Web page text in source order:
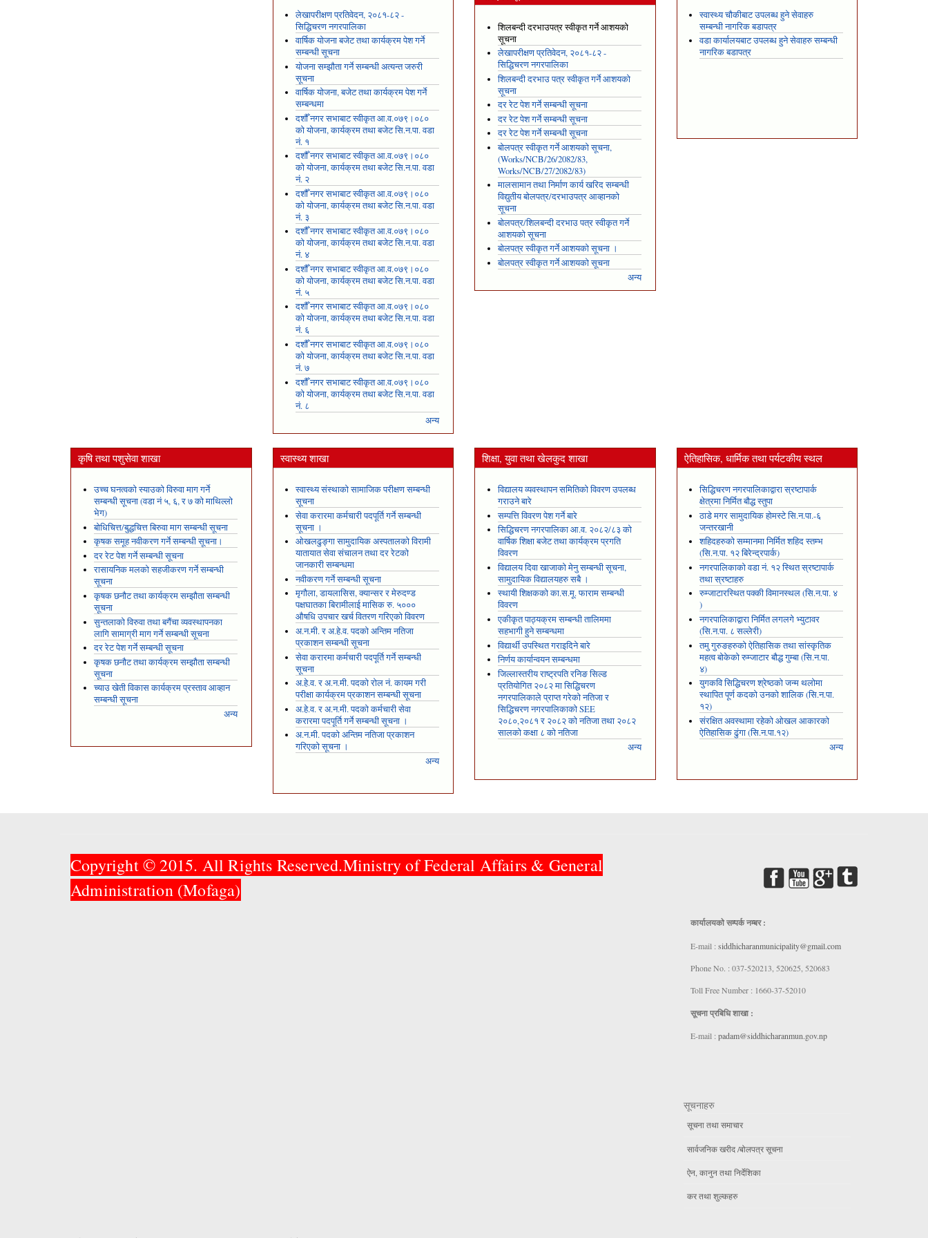
लेखापरीक्षण प्रतिवेदन, २०८१-८२ -
सिद्धिचरण नगरपालिका
वार्षिक योजना बजेट तथा कार्यक्रम पेश गर्ने
सम्बन्धी सूचना
योजना सम्झौता गर्ने सम्बन्धी अत्यन्त जरुरी
सूचना
वार्षिक योजना, बजेट तथा कार्यक्रम पेश गर्ने
सम्बन्धमा
दशौँ नगर सभाबाट स्वीकृत आ.व.०७९।०८०
को योजना, कार्यक्रम तथा बजेट सि.न.पा. वडा
नं. १
दशौँ नगर सभाबाट स्वीकृत आ.व.०७९।०८०
को योजना, कार्यक्रम तथा बजेट सि.न.पा. वडा
नं. २
दशौँ नगर सभाबाट स्वीकृत आ.व.०७९।०८०
को योजना, कार्यक्रम तथा बजेट सि.न.पा. वडा
नं. ३
दशौँ नगर सभाबाट स्वीकृत आ.व.०७९।०८०
को योजना, कार्यक्रम तथा बजेट सि.न.पा. वडा
नं. ४
दशौँ नगर सभाबाट स्वीकृत आ.व.०७९।०८०
को योजना, कार्यक्रम तथा बजेट सि.न.पा. वडा
नं. ५
दशौँ नगर सभाबाट स्वीकृत आ.व.०७९।०८०
को योजना, कार्यक्रम तथा बजेट सि.न.पा. वडा
नं. ६
दशौँ नगर सभाबाट स्वीकृत आ.व.०७९।०८०
को योजना, कार्यक्रम तथा बजेट सि.न.पा. वडा
नं. ७
दशौँ नगर सभाबाट स्वीकृत आ.व.०७९।०८०
को योजना, कार्यक्रम तथा बजेट सि.न.पा. वडा
नं. ८
अन्य
शिलबन्दी दरभाउपत्र स्वीकृत गर्ने आशयको
सूचना
लेखापरीक्षण प्रतिवेदन, २०८१-८२ -
सिद्धिचरण नगरपालिका
शिलबन्दी दरभाउ पत्र स्वीकृत गर्ने आशयको
सूचना
दर रेट पेश गर्ने सम्बन्धी सूचना
दर रेट पेश गर्ने सम्बन्धी सूचना
दर रेट पेश गर्ने सम्बन्धी सूचना
बोलपत्र स्वीकृत गर्ने आशयको सूचना,
(Works/NCB/26/2082/83,
Works/NCB/27/2082/83)
मालसामान तथा निर्माण कार्य खरिद सम्बन्धी
विद्युतीय बोलपत्र/दरभाउपत्र आव्हानको
सूचना
बोलपत्र/शिलबन्दी दरभाउ पत्र स्वीकृत गर्ने
आशयको सूचना
बोलपत्र स्वीकृत गर्ने आशयको सूचना ।
बोलपत्र स्वीकृत गर्ने आशयको सूचना
अन्य
स्वास्थ्य चौकीबाट उपलब्ध हुने सेवाहरु
सम्बन्धी नागरिक बडापत्र
वडा कार्यालयबाट उपलब्ध हुने सेवाहरु सम्बन्धी
नागरिक बडापत्र
कृषि तथा पशुसेवा शाखा
उच्च घनत्वको स्याउको विरुवा माग गर्ने
सम्बन्धी सूचना (वडा नं ५, ६, र ७ को माथिल्लो
भेग)
बोधिचित्त/बुद्धचित्त बिरुवा माग सम्बन्धी सूचना
कृषक समूह नवीकरण गर्ने सम्बन्धी सूचना।
दर रेट पेश गर्ने सम्बन्धी सूचना
रासायनिक मलको सहजीकरण गर्ने सम्बन्धी
सूचना
कृषक छनौट तथा कार्यक्रम सम्झौता सम्बन्धी
सूचना
सुन्तलाको विरुवा तथा बगैंचा व्यवस्थापनका
लागि सामाग्री माग गर्ने सम्बन्धी सूचना
दर रेट पेश गर्ने सम्बन्धी सूचना
कृषक छनौट तथा कार्यक्रम सम्झौता सम्बन्धी
सूचना
च्याउ खेती विकास कार्यक्रम प्रस्ताव आव्हान
सम्बन्धी सूचना
अन्य
स्वास्थ्य शाखा
स्वास्थ्य संस्थाको सामाजिक परीक्षण सम्बन्धी
सूचना
सेवा करारमा कर्मचारी पदपूर्ति गर्ने सम्बन्धी
सूचना ।
ओखलढुङ्गा सामुदायिक अस्पतालको विरामी
यातायात सेवा संचालन तथा दर रेटको
जानकारी सम्बन्धमा
नवीकरण गर्ने सम्बन्धी सूचना
मृगौला, डायलासिस, क्यान्सर र मेरुदण्ड
पक्षघातका बिरामीलाई मासिक रु. ५०००
औषधि उपचार खर्च वितरण गरिएको विवरण
अ.न.मी. र अ.हे.व. पदको अन्तिम नतिजा
प्रकाशन सम्बन्धी सूचना
सेवा करारमा कर्मचारी पदपूर्ति गर्ने सम्बन्धी
सूचना
अ.हे.व. र अ.न.मी. पदको रोल नं. कायम गरी
परीक्षा कार्यक्रम प्रकाशन सम्बन्धी सूचना
अ.हे.व. र अ.न.मी. पदको कर्मचारी सेवा
करारमा पदपूर्ति गर्ने सम्बन्धी सूचना ।
अ.न.मी. पदको अन्तिम नतिजा प्रकाशन
गरिएको सूचना ।
अन्य
शिक्षा, युवा तथा खेलकुद शाखा
विद्यालय व्यवस्थापन समितिको विवरण उपलब्ध
गराउने बारे
सम्पत्ति विवरण पेश गर्ने बारे
सिद्धिचरण नगरपालिका आ.व. २०८२/८३ को
वार्षिक शिक्षा बजेट तथा कार्यक्रम प्रगति
विवरण
विद्यालय दिवा खाजाको मेनु सम्बन्धी सूचना,
सामुदायिक विद्यालयहरु सबै ।
स्थायी शिक्षकको का.स.मू. फाराम सम्बन्धी
विवरण
एकीकृत पाठ्यक्रम सम्बन्धी तालिममा
सहभागी हुने सम्बन्धमा
विद्यार्थी उपस्थित गराइदिने बारे
निर्णय कार्यान्वयन सम्बन्धमा
जिल्लास्तरीय राष्ट्रपति रनिङ सिल्ड
प्रतियोगित २०८२ मा सिद्धिचरण
नगरपालिकाले प्राप्त गरेकाे नतिजा र
सिद्धिचरण नगरपालिकाको SEE
२०८०,२०८१ र २०८२ को नतिजा तथा २०८२
सालको कक्षा ८ को नतिजा
अन्य
ऐतिहासिक, धार्मिक तथा पर्यटकीय स्थल
सिद्धिचरण नगरपालिकाद्वारा स्रष्टापार्क
क्षेत्रमा निर्मित बौद्ध स्तुपा
ठाडे मगर सामुदायिक होमस्टे सि.न.पा.-६
जन्तरखानी
शहिदहरुको सम्मानमा निर्मित शहिद स्तम्भ
(सि.न.पा. १२ बिरेन्द्रपार्क)
नगरपालिकाको वडा नं. १२ स्थित स्रष्टापार्क
तथा स्रष्टाहरु
रुम्जाटारस्थित पक्की विमानस्थल (सि.न.पा. ४
)
नगरपालिकाद्वारा निर्मित लगलगे भ्युटावर
(सि.न.पा. ८ सल्लेरी)
तमु गुरुङहरुको ऐतिहासिक तथा सांस्कृतिक
महत्व बोकेको रुम्जाटार बौद्ध गुम्बा (सि.न.पा.
४)
युगकवि सिद्धिचरण श्रेष्ठको जन्म थलोमा
स्थापित पूर्ण कदको उनको शालिक (सि.न.पा.
१२)
संरक्षित अवस्थामा रहेको ओखल आकारको
ऐतिहासिक ढुंगा (सि.न.पा.१२)
अन्य
Copyright © 2015. All Rights Reserved.Ministry of Federal Affairs & General
Administration (Mofaga)
कार्यालयकाे सम्पर्क नम्बर :
E-mail : siddhicharanmunicipality@gmail.com
Phone No. : 037-520213, 520625, 520683
Toll Free Number : 1660-37-52010
सूचना प्रबिधि शाखा :
E-mail : padam@siddhicharanmun.gov.np
सूचनाहरु
सूचना तथा समाचार
सार्वजनिक खरीद /बोलपत्र सूचना
ऐन, कानुन तथा निर्देशिका
कर तथा शुल्कहरु